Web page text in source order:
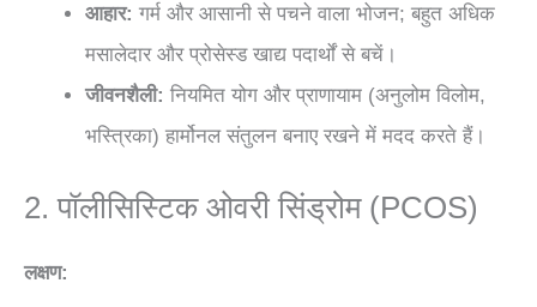
आहार: गर्म और आसानी से पचने वाला भोजन; बहुत अधिक
मसालेदार और प्रोसेस्ड खाद्य पदार्थों से बचें।
जीवनशैली: नियमित योग और प्राणायाम (अनुलोम विलोम,
भस्त्रिका) हार्मोनल संतुलन बनाए रखने में मदद करते हैं।
2. पॉलीसिस्टिक ओवरी सिंड्रोम (PCOS)
लक्षण: